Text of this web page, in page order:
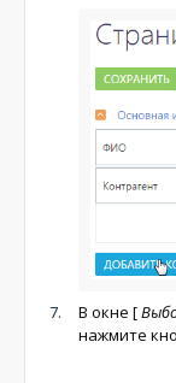
В окне [
нажмите